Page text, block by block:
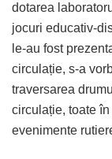
dotarea
jocuri educativ-
le-au fost
circulație, s-a
traversarea
circulație, toate
evenimente